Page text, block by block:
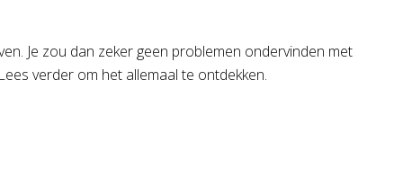
Je zou dan zeker geen problemen ondervinden met
verder om het allemaal te ontdekken.